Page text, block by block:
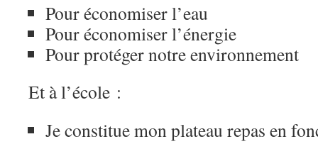
Pour économiser l’eau
Pour économiser l’énergie
Pour protéger notre environnement
Et à l’école :
Je constitue mon plateau repas en